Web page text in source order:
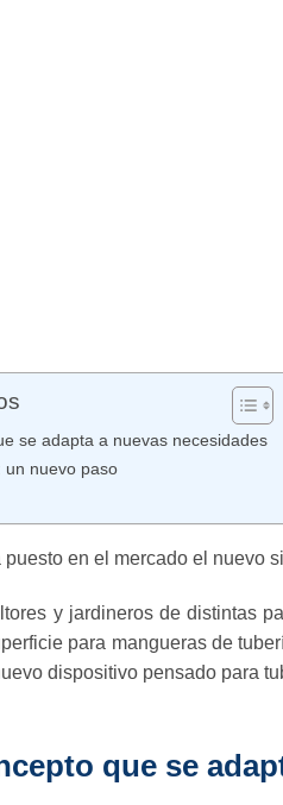
se adapta a nuevas necesidades
nuevo paso
en el mercado el nuevo
y jardineros de distintas
para mangueras de
dispositivo pensado para
que se